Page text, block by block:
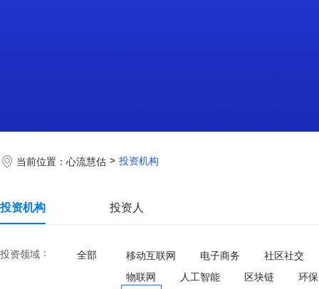
当前位置： 心流慧估 投资机构
投资机构 投资人
投资领域 ： 全部 移动互联网 电子商务
社区社交
物联网
人工智能 区块链
环保